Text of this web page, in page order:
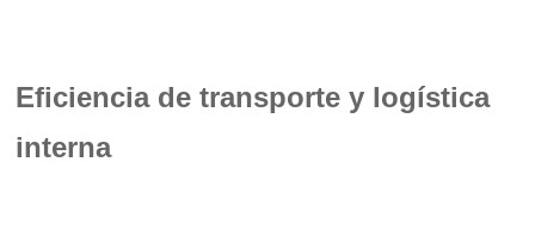
Eficiencia de transporte y logística
interna